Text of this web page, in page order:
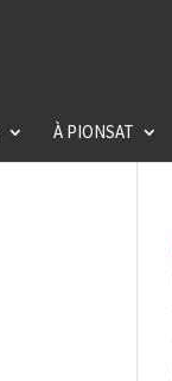
À PIONSAT